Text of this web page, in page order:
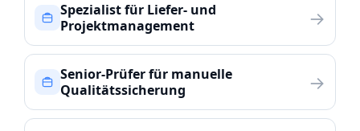
Spezialist für Liefer- und
Projektmanagement
→
Senior-Prüfer für manuelle
Qualitätssicherung
→